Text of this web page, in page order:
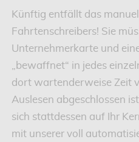
Künftig entfällt das
Fahrtenschreibers! Sie
Unternehmerkarte und
„bewaffnet“ in jedes
dort wartenderweise Zeit
Auslesen abgeschlossen
sich stattdessen auf Ihr
mit unserer voll